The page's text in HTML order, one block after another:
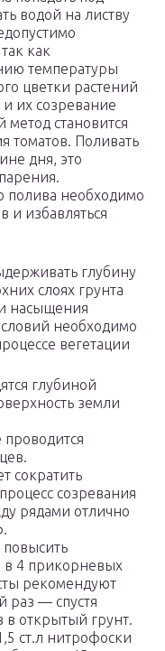
водой на листву
как
температуры
цветки растений
их созревание
становится
томатов. Поливать
дня, это
полива необходимо
и избавляться
глубину
слоях грунта
насыщения
необходимо
вегетации
глубиной
земли
сократить
созревания
рядами отлично
в 4 прикорневых
рекомендуют
раз — спустя
в открытый грунт.
ст.л нитрофоски